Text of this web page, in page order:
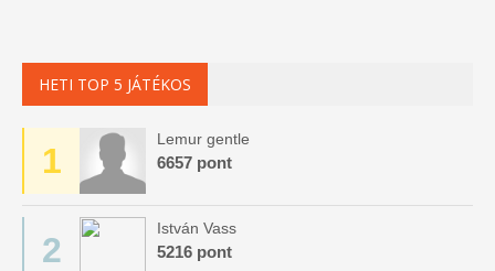
HETI TOP 5 JÁTÉKOS
1
Lemur gentle
6657 pont
2
István Vass
5216 pont